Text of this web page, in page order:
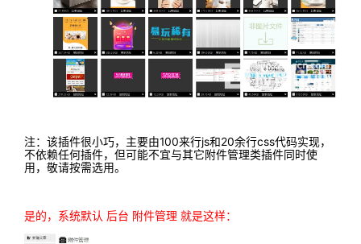
注：该插件很小巧，主要由100来行js和20余行css代码实现，
不依赖任何插件，但可能不宜与其它附件管理类插件同时使
用，敬请按需选用。
是的，系统默认 后台 附件管理 就是这样：